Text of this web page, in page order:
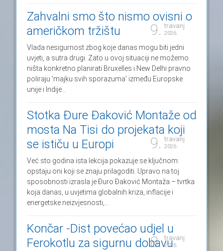
9. travanj
2026.
Zahvalni smo što nismo ovisni o
američkom tržištu
Vlada nesigurnost zbog koje danas mogu biti jedni
uvjeti, a sutra drugi. Zato u ovoj situaciji ne možemo
ništa konkretno planirati Bruxelles i New Delhi pravno
poliraju 'majku svih sporazuma' između Europske
unije i Indije...
9. travanj
2026.
Stotka Đure Đaković Montaže od
mosta Na Tisi do projekata koji
se ističu u Europi
Već sto godina ista lekcija pokazuje se ključnom:
opstaju oni koji se znaju prilagoditi. Upravo na toj
sposobnosti izrasla je Đuro Đaković Montaža – tvrtka
koja danas, u uvjetima globalnih kriza, inflacije i
energetske neizvjesnosti,...
8. travanj
2026.
Končar -Dist povećao udjel u
Ferokotlu za sigurnu dobavu